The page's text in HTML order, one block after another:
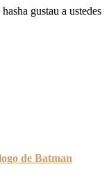
gustau a ustedes
de Batman